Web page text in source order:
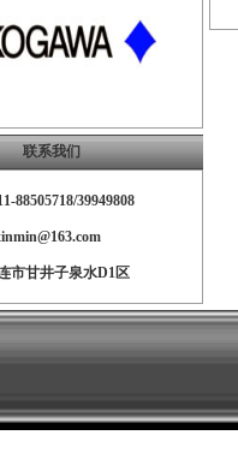
联系我们
88505718/39949808
市甘井子泉水D1区